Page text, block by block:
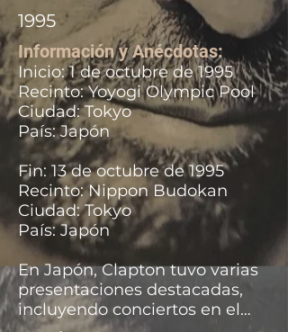
1995
Información y Anécdotas:
Inicio: 1 de octubre de 1995
Recinto: Yoyogi Olympic Pool
Ciudad: Tokyo
País: Japón
Fin: 13 de octubre de 1995
Recinto: Nippon Budokan
Ciudad: Tokyo
País: Japón
En Japón, Clapton tuvo varias
presentaciones destacadas,
incluyendo conciertos en el